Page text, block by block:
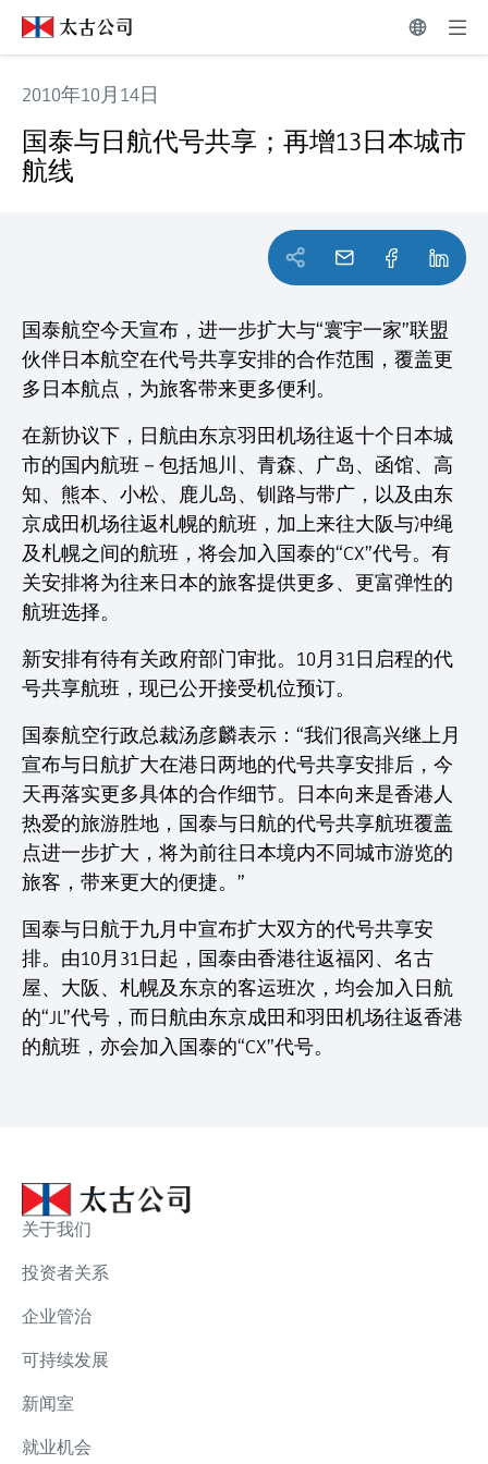
2010年10月14日
国泰与日航代号共享；再增13日本城市
航线
国泰航空今天宣布，进一步扩大与“寰宇一家”联盟
伙伴日本航空在代号共享安排的合作范围，覆盖更
多日本航点，为旅客带来更多便利。
在新协议下，日航由东京羽田机场往返十个日本城
市的国内航班－包括旭川、青森、广岛、函馆、高
知、熊本、小松、鹿儿岛、钏路与带广，以及由东
京成田机场往返札幌的航班，加上来往大阪与冲绳
及札幌之间的航班，将会加入国泰的“CX”代号。有
关安排将为往来日本的旅客提供更多、更富弹性的
航班选择。
新安排有待有关政府部门审批。10月31日启程的代
号共享航班，现已公开接受机位预订。
国泰航空行政总裁汤彦麟表示：“我们很高兴继上月
宣布与日航扩大在港日两地的代号共享安排后，今
天再落实更多具体的合作细节。日本向来是香港人
热爱的旅游胜地，国泰与日航的代号共享航班覆盖
点进一步扩大，将为前往日本境内不同城市游览的
旅客，带来更大的便捷。”
国泰与日航于九月中宣布扩大双方的代号共享安
排。由10月31日起，国泰由香港往返福冈、名古
屋、大阪、札幌及东京的客运班次，均会加入日航
的“JL”代号，而日航由东京成田和羽田机场往返香港
的航班，亦会加入国泰的“CX”代号。
关于我们
投资者关系
企业管治
可持续发展
新闻室
就业机会